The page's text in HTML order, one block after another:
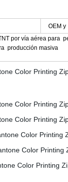
OEM
por vía aérea
producción masiva